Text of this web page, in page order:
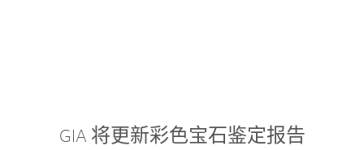
GIA 将更新彩色宝石鉴定报告